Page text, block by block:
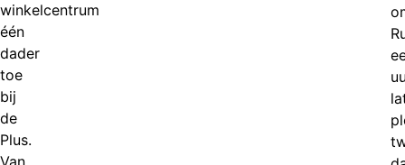
winkelcentrum
één
dader
toe
bij
de
Plus.
Van